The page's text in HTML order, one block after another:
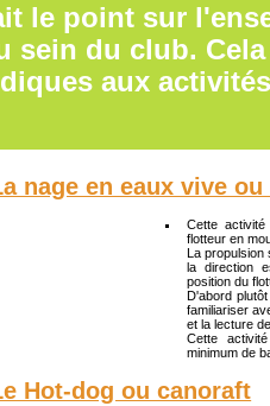
le point sur
sein du club.
aux
nage en eaux vive
Cette
flotteur en
La
la direction
position du
D'abord
familiariser
et la lecture
Cette
minimum de
Hot-dog ou canoraft